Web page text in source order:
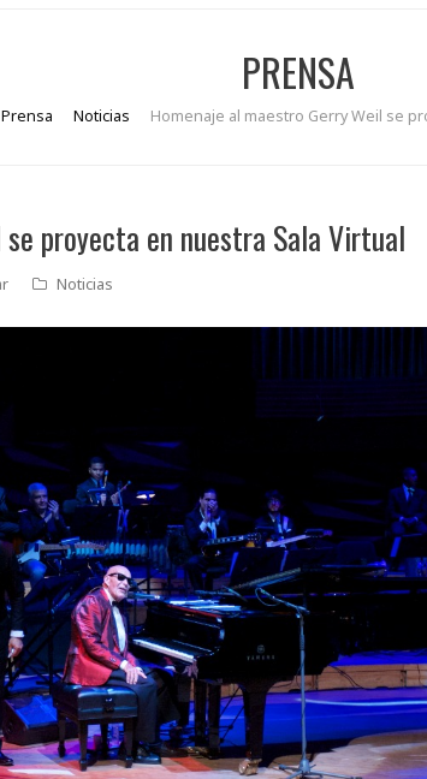
PRENSA
Prensa Noticias Homenaje al maestro Gerry Weil se
proyecta en nuestra Sala Virtual
Noticias